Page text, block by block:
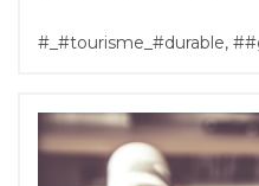
#_#tourisme_#durable,